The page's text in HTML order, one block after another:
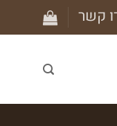
קשר